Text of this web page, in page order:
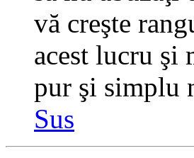
vă creşte
acest lucru şi
pur şi simplu
Sus